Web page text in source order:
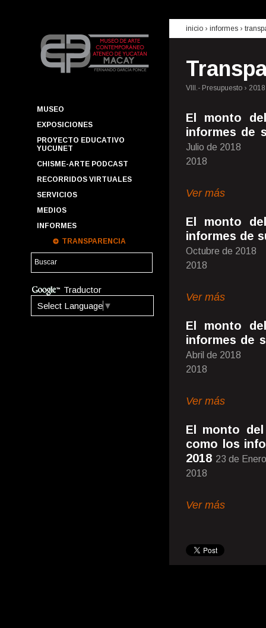
MUSEO
EXPOSICIONES
PROYECTO EDUCATIVO
YUCUNET
CHISME-ARTE PODCAST
RECORRIDOS VIRTUALES
SERVICIOS
MEDIOS
INFORMES
TRANSPARENCIA
Traductor
Select Language ▼
inicio › informes ›
VIII.- Presupuesto › 2018
El monto
informes de
Julio de 2018
2018
Ver más
El monto
informes de
Octubre de 2018
2018
Ver más
El monto
informes de
Abril de 2018
2018
Ver más
El monto
como los
2018 23 de
2018
Ver más